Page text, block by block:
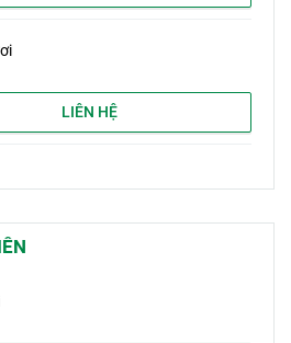
LIÊN HỆ